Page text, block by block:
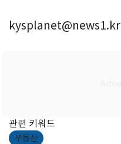
kysplanet@news1.kr
관련 키워드
부동산